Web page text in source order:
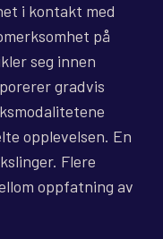
i kontakt med
på
seg innen
gradvis
opplevelsen. En
Flere
oppfatning av